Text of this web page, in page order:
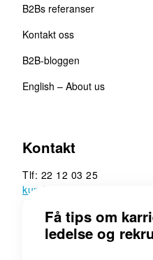
B2Bs referanser
Kontakt oss
B2B-bloggen
English – About us
Kontakt
Tlf: 22 12 03 25
kunde@b2b.no
B2B Executive Search &
Rekruttering AS